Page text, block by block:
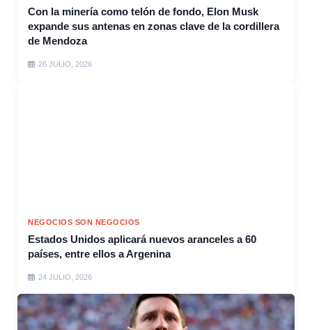
Con la minería como telón de fondo, Elon Musk
expande sus antenas en zonas clave de la cordillera
de Mendoza
26 JULIO, 2026
NEGOCIOS SON NEGOCIOS
Estados Unidos aplicará nuevos aranceles a 60
países, entre ellos a Argenina
24 JULIO, 2026